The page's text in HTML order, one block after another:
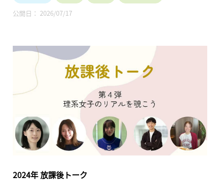
東京大学の現役学生、留学生、社会人、研究者が登壇し、理系
進学を検討する中高生へ向けて、自身のキャリアや大学生活の
るため」といった理由から理系を選んだ事例が紹介されていま
す。東大の「進学選択制度（進振り）」を利用して、入学後に
自分の専門（情報科学や都市工学など）をじっくり決めた柔軟
な歩みも語られています。気になる「理系女子」の環境につい
ても、当初の不安に反して性別による差別はなく、周囲と切磋
琢磨できる実態が明かされています。1日のスケジュールで
は、1年生の多忙な授業風景から、研究に没頭する大学院生、
さらには国際会議や業務をこなす社会人・研究者の生活まで幅
広く紹介。海外留学や他分野への挑戦を通じた成長、そして東
日本大震災をきっかけに「人の命を守る研究」を志したエピソ
提示し、理系進学への不安を期待に変える内容となっていま
公開日： 2026/07/17
2024年 放課後トーク